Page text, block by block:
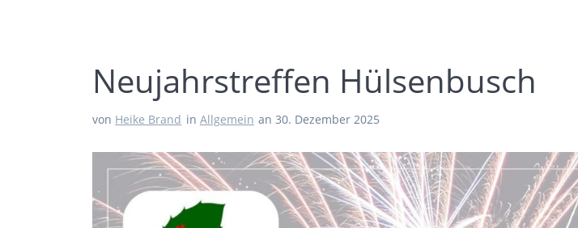
Neujahrstreffen Hülsenbusch
von Heike Brand in Allgemein an 30. Dezember 2025